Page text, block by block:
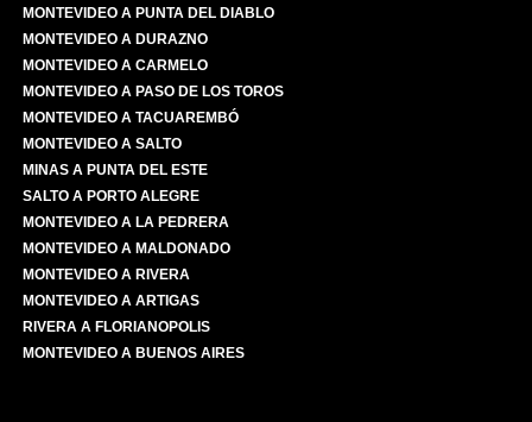
MONTEVIDEO A PUNTA DEL DIABLO
MONTEVIDEO A DURAZNO
MONTEVIDEO A CARMELO
MONTEVIDEO A PASO DE LOS TOROS
MONTEVIDEO A TACUAREMBÓ
MONTEVIDEO A SALTO
MINAS A PUNTA DEL ESTE
SALTO A PORTO ALEGRE
MONTEVIDEO A LA PEDRERA
MONTEVIDEO A MALDONADO
MONTEVIDEO A RIVERA
MONTEVIDEO A ARTIGAS
RIVERA A FLORIANOPOLIS
MONTEVIDEO A BUENOS AIRES